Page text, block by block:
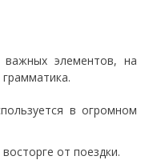
элементов, на
в огромном
от поездки.